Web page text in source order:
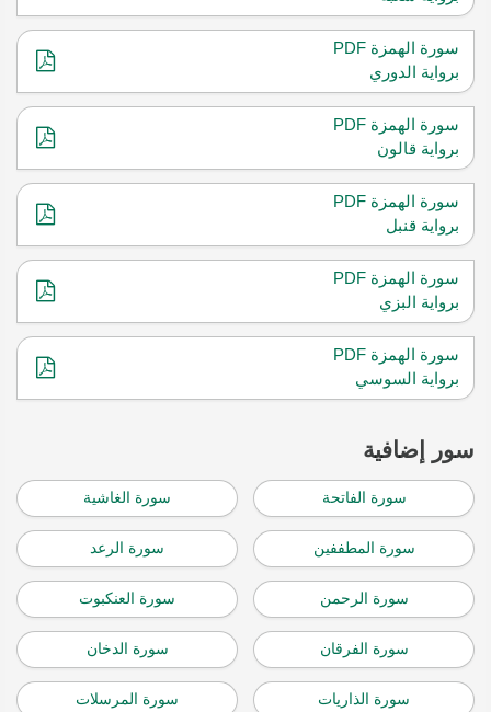
سورة الهمزة PDF
برواية الدوري
سورة الهمزة PDF
برواية قالون
سورة الهمزة PDF
برواية قنبل
سورة الهمزة PDF
برواية البزي
سورة الهمزة PDF
برواية السوسي
سور إضافية
سورة الفاتحة سورة الغاشية
سورة المطففين سورة الرعد
سورة الرحمن سورة العنكبوت
سورة الفرقان سورة الدخان
سورة الذاريات سورة المرسلات